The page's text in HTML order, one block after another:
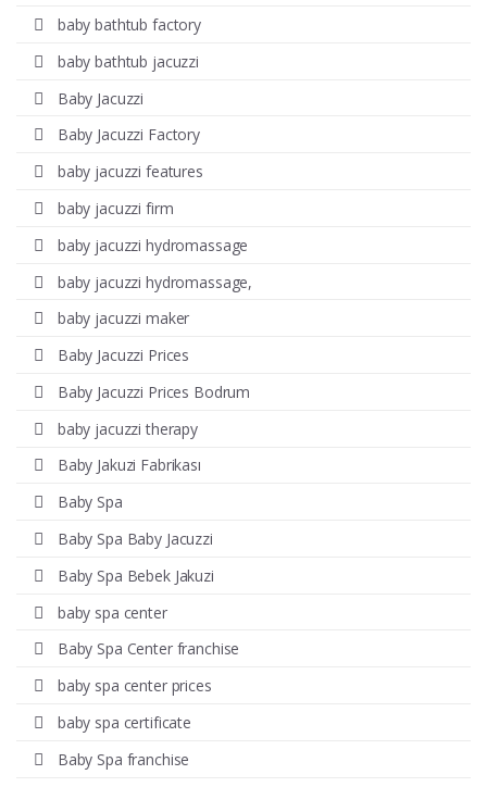
baby bathtub factory
baby bathtub jacuzzi
Baby Jacuzzi
Baby Jacuzzi Factory
baby jacuzzi features
baby jacuzzi firm
baby jacuzzi hydromassage
baby jacuzzi hydromassage,
baby jacuzzi maker
Baby Jacuzzi Prices
Baby Jacuzzi Prices Bodrum
baby jacuzzi therapy
Baby Jakuzi Fabrikası
Baby Spa
Baby Spa Baby Jacuzzi
Baby Spa Bebek Jakuzi
baby spa center
Baby Spa Center franchise
baby spa center prices
baby spa certificate
Baby Spa franchise